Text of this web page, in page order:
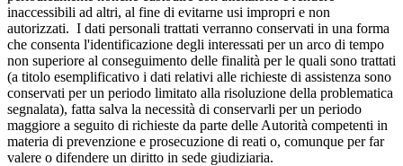
inaccessibili ad altri, al fine di evitarne usi impropri e non
autorizzati. I dati personali trattati verranno conservati in una forma
che consenta l'identificazione degli interessati per un arco di tempo
non superiore al conseguimento delle finalità per le quali sono trattati
(a titolo esemplificativo i dati relativi alle richieste di assistenza sono
conservati per un periodo limitato alla risoluzione della problematica
segnalata), fatta salva la necessità di conservarli per un periodo
maggiore a seguito di richieste da parte delle Autorità competenti in
materia di prevenzione e prosecuzione di reati o, comunque per far
valere o difendere un diritto in sede giudiziaria.